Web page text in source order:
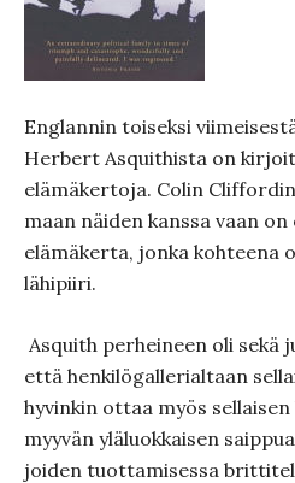
Englannin toiseksi
Her­bert Asquithista on
elämäker­toja. Colin
maan näiden kanssa vaan
elämä­kerta, jonka kohteena
lähipiiri.
Asquith perheineen oli sekä
että henki­lögallerialtaan
hyvinkin ottaa myös
myyvän yläluokkaisen
joiden tuottamisessa